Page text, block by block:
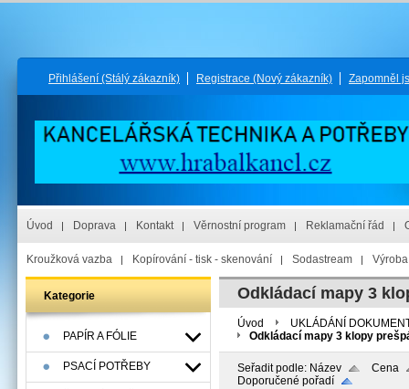
Přihlášení (Stálý zákazník) Registrace (Nový zákazník) Zapomněl
Úvod Doprava Kontakt Věrnostní program Reklamační řád
Kroužková vazba Kopírování - tisk - skenování Sodastream
Kategorie
PAPÍR A FÓLIE
PSACÍ POTŘEBY
Odkládací mapy 3
Úvod
UKLÁDÁNÍ
Odkládací mapy 3 klopy
Seřadit podle: Název
Cena
Doporučené pořadí